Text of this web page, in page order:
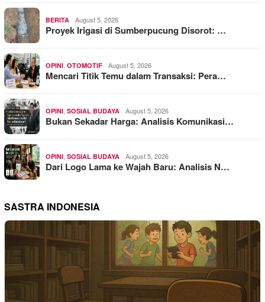
BERITA August 5, 2026
Proyek Irigasi di Sumberpucung Disorot: …
OPINI OTOMOTIF August 5, 2026
Mencari Titik Temu dalam Transaksi: Pera…
OPINI SOSIAL BUDAYA August 5, 2026
Bukan Sekadar Harga: Analisis Komunikasi…
OPINI SOSIAL BUDAYA August 5, 2026
Dari Logo Lama ke Wajah Baru: Analisis N…
SASTRA INDONESIA